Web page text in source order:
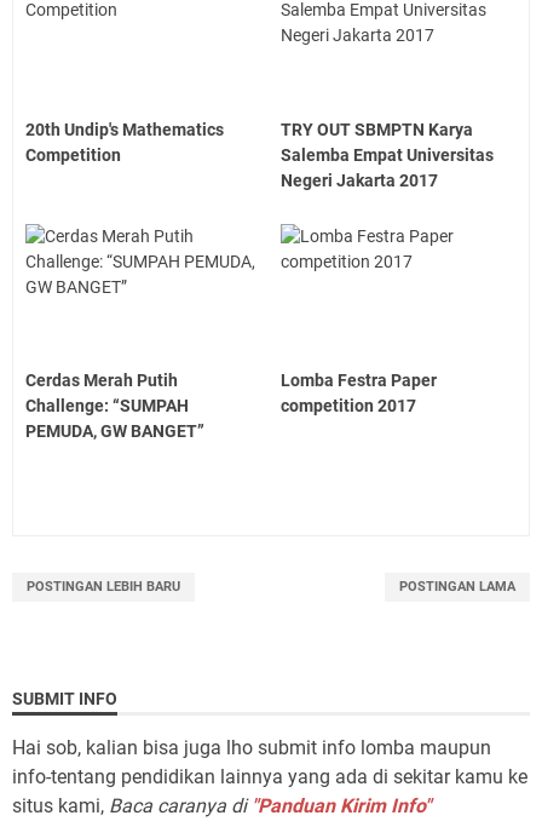
20th Undip's Mathematics
Competition
TRY OUT SBMPTN Karya
Salemba Empat Universitas
Negeri Jakarta 2017
Cerdas Merah Putih
Challenge: “SUMPAH
PEMUDA, GW BANGET”
Lomba Festra Paper
competition 2017
POSTINGAN LEBIH BARU POSTINGAN LAMA
SUBMIT INFO
Hai sob, kalian bisa juga lho submit info lomba maupun
info-tentang pendidikan lainnya yang ada di sekitar kamu ke
situs kami, Baca caranya di "Panduan Kirim Info"